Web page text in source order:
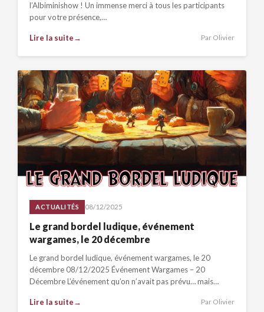
l’Albiminishow ! Un immense merci à tous les participants
pour votre présence,…
Lire la suite Par Olivier
ACTUALITÉS 08/12/2025
Le grand bordel ludique, événement
wargames, le 20 décembre
Le grand bordel ludique, événement wargames, le 20
décembre 08/12/2025 Événement Wargames – 20
Décembre L’événement qu’on n’avait pas prévu… mais
Lire la suite
Par Olivier